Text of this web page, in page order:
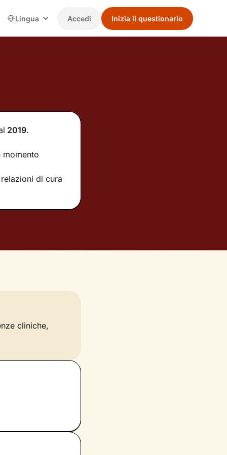
Lingua Accedi Inizia il questionario
2019.
momento
di cura
cliniche,